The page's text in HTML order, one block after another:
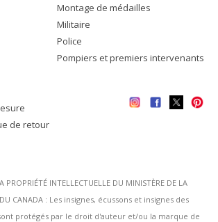
Montage de médailles
Militaire
Police
Pompiers et premiers intervenants
de retour
PROPRIÉTÉ INTELLECTUELLE DU MINISTÈRE DE LA
DU CANADA : Les insignes, écussons et insignes des
protégés par le droit d'auteur et/ou la marque de